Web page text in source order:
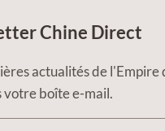
Chine Direct
actualités de l'Empire
boîte e-mail.